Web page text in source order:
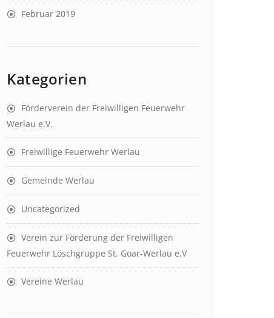
Februar 2019
Kategorien
Förderverein der Freiwilligen Feuerwehr
Werlau e.V.
Freiwillige Feuerwehr Werlau
Gemeinde Werlau
Uncategorized
Verein zur Förderung der Freiwilligen
Feuerwehr Löschgruppe St. Goar-Werlau e.V
Vereine Werlau